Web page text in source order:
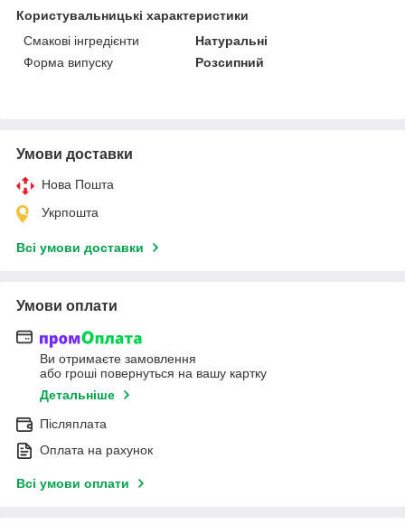
Користувальницькі характеристики
Смакові інгредієнти
Натуральні
Форма випуску
Розсипний
Умови доставки
Нова Пошта
Укрпошта
Всі умови доставки
Умови оплати
Ви отримаєте замовлення
або гроші повернуться на вашу картку
Детальніше
Післяплата
Оплата на рахунок
Всі умови оплати